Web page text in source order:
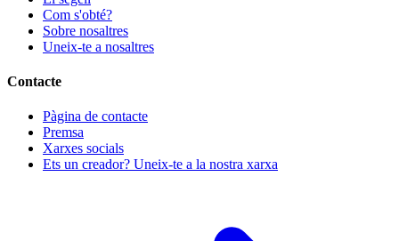
Com s'obté?
Sobre nosaltres
Uneix-te a nosaltres
Contacte
Pàgina de contacte
Premsa
Xarxes socials
Ets un creador? Uneix-te a la nostra xarxa